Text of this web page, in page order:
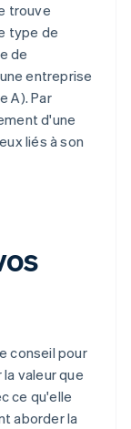
trouve
type de
de
entreprise
A). Par
d'une
liés à son
conseil pour
valeur que
ce qu'elle
aborder la